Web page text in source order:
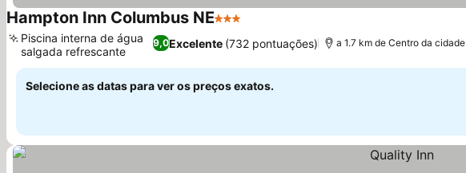
Hampton Inn Columbus NE3 Estrelas
9,0Excelente (732 pontuações)
Piscina interna de água
salgada refrescante
a 1.7 km de Centro da cidade
Selecione as datas para ver os preços exatos.